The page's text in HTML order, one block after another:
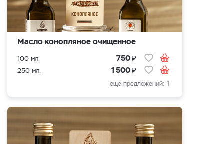
Масло конопляное очищенное
100 мл. 750₽
250 мл. 1 500₽
еще предложений: 1